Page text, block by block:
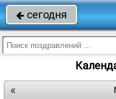
 сегодня
«